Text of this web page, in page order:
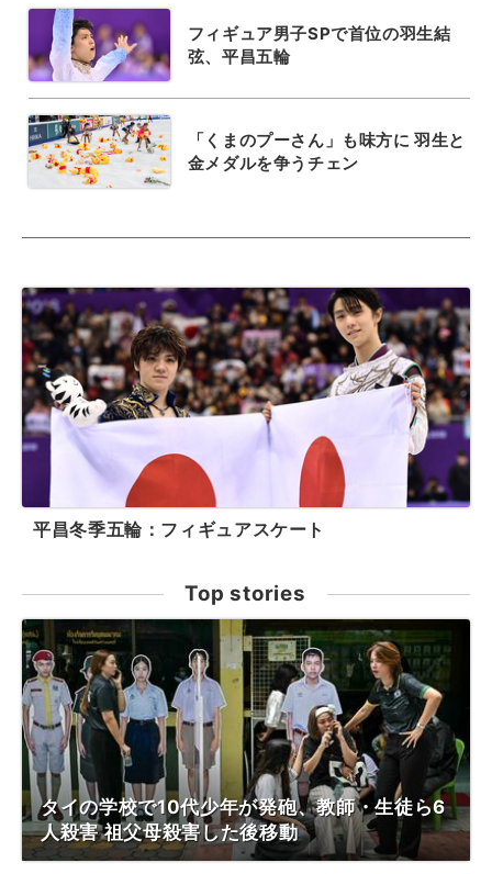
フィギュア男子SPで首位の羽生結
弦、平昌五輪
「くまのプーさん」も味方に 羽生と
金メダルを争うチェン
平昌冬季五輪：フィギュアスケート
Top stories
タイの学校で10代少年が発砲、教師・生徒ら6
人殺害 祖父母殺害した後移動